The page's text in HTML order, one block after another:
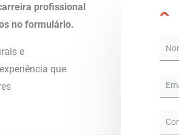
profissional
no formulário.
e
que